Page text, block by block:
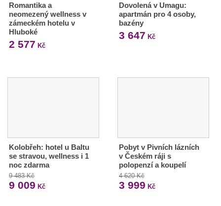
Romantika a
neomezený wellness v
zámeckém hotelu v
Hluboké
2 577 Kč
Dovolená v Umagu:
apartmán pro 4 osoby,
bazény
3 647 Kč
Kolobřeh: hotel u Baltu
se stravou, wellness i 1
noc zdarma
9 483 Kč
9 009 Kč
Pobyt v Pivních lázních
v Českém ráji s
polopenzí a koupelí
4 620 Kč
3 999 Kč